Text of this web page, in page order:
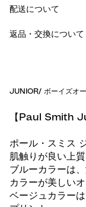
配送について
返品・交換について
JUNIOR/ ボーイズオ
【Paul Smith
ポール・スミス
肌触りが良い上
ブルーカラーは
カラーが美しい
ベージュカラー